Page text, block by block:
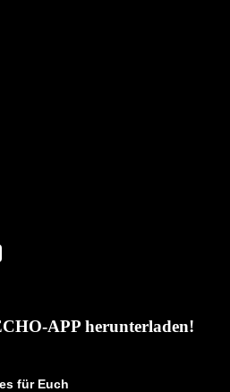
APP herunterladen!
für Euch